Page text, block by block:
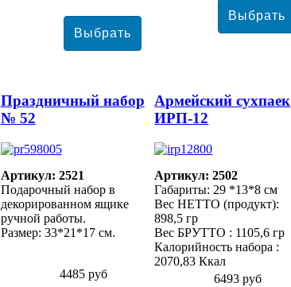
4485 руб
Праздничный набор
№ 52
Артикул: 2521
Подарочный набор в
декорированном ящике
ручной работы.
Размер: 33*21*17 см.
6493 руб
Армейский сухпаек
ИРП-12
Артикул: 2502
Габариты: 29 *13*8 см
Вес НЕТТО (продукт):
898,5 гр
Вес БРУТТО : 1105,6 гр
Калорийность набора :
2070,83 Ккал